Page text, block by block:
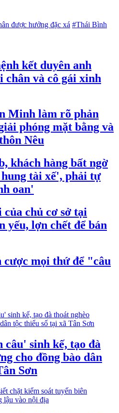
được hưởng đặc xá #Thái Bình
kết duyên anh
và cô gái xinh
Minh làm rõ phản
phóng mặt bằng và
Nêu
khách hàng bất ngờ
tài xế', phải tự
oan'
chủ cơ sở tại
yếu, lợn chết để bán
mọi thứ để "câu
sinh kế, tạo đà
cho đồng bào dân
Sơn